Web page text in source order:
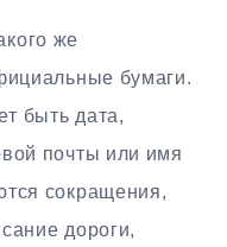
же
бумаги.
быть дата,
почты или имя
сокращения,
дороги,